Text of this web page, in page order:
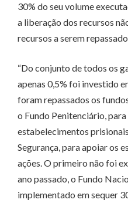
30% do seu volume
a liberação dos recursos
recursos a serem
“Do conjunto de todos os
apenas 0,5% foi investido
foram repassados os
o Fundo Penitenciário,
estabelecimentos
Segurança, para apoiar os
ações. O primeiro não foi
ano passado, o Fundo
implementado em sequer